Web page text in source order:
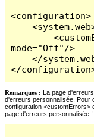
<configuration>
    <system.web>
        <customErrors
mode="Off"/>
    </system.web>
</
Remarques : La page
d'erreurs personnalisée. Pour
configuration <customErrors>
page d'erreurs personnalisée !